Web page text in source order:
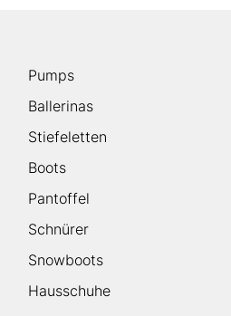
Pumps
Ballerinas
Stiefeletten
Boots
Pantoffel
Schnürer
Snowboots
Hausschuhe